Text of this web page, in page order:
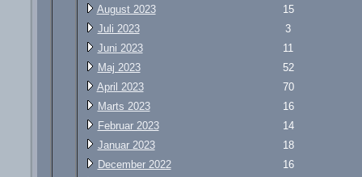
August 2023
15
Juli 2023
3
Juni 2023
11
Maj 2023
52
April 2023
70
Marts 2023
16
Februar 2023
14
Januar 2023
18
December 2022
16